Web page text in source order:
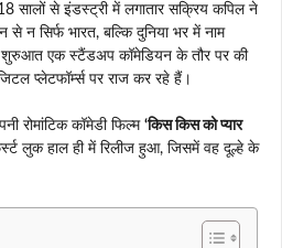
सालों से इंडस्ट्री में लगातार सक्रिय कपिल ने
न सिर्फ भारत, बल्कि दुनिया भर में नाम
शुरुआत एक स्टैंडअप कॉमेडियन के तौर पर की
प्लेटफॉर्म्स पर राज कर रहे हैं।
रोमांटिक कॉमेडी फिल्म ‘किस किस को प्यार
लुक हाल ही में रिलीज हुआ, जिसमें वह दूल्हे के